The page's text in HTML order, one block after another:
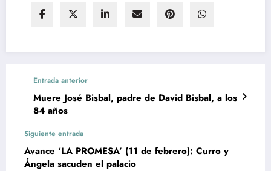
Entrada anterior
Muere José Bisbal, padre de David Bisbal, a los
84 años
Siguiente entrada
Avance ‘LA PROMESA’ (11 de febrero): Curro y
Ángela sacuden el palacio